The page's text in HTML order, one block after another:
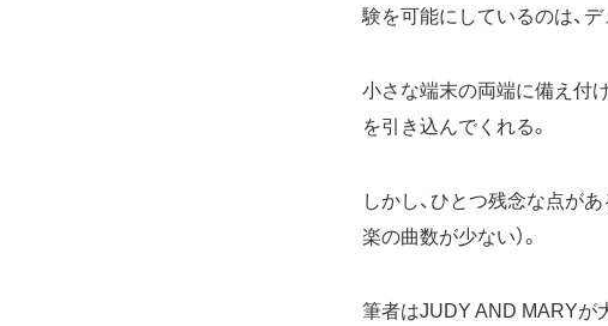
験を可能にしているのは、
小さな端末の両端に備え付
を引き込んでくれる。
しかし、ひとつ残念な点が
楽の曲数が少ない）。
筆者はJUDY AND MARYが